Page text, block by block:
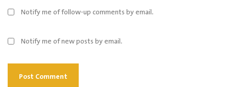
Notify me of follow-up comments by email.
Notify me of new posts by email.